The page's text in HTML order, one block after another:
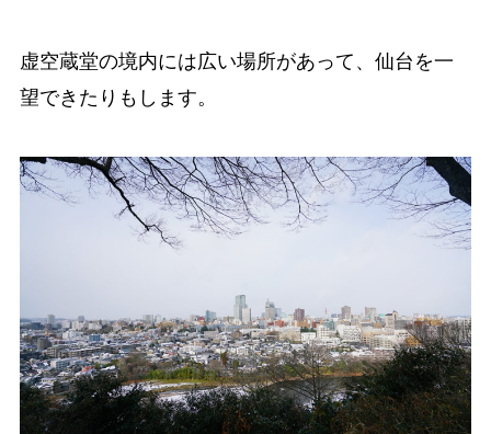
虚空蔵堂の境内には広い場所があって、仙台を一
望できたりもします。